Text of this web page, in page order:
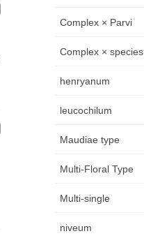
Complex × Parvi
Complex × species
henryanum
leucochilum
Maudiae type
Multi-Floral Type
Multi-single
niveum